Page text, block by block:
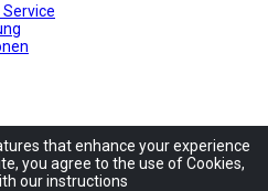
that enhance your experience
, you agree to the use of Cookies,
our instructions